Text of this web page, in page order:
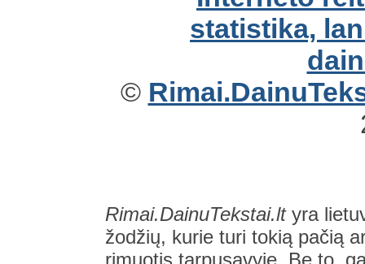
©
Rimai.DainuTekstai.ltyra
žodžių, kurie turi tokią pačią
rimuotis tarpusavyje. Be to,